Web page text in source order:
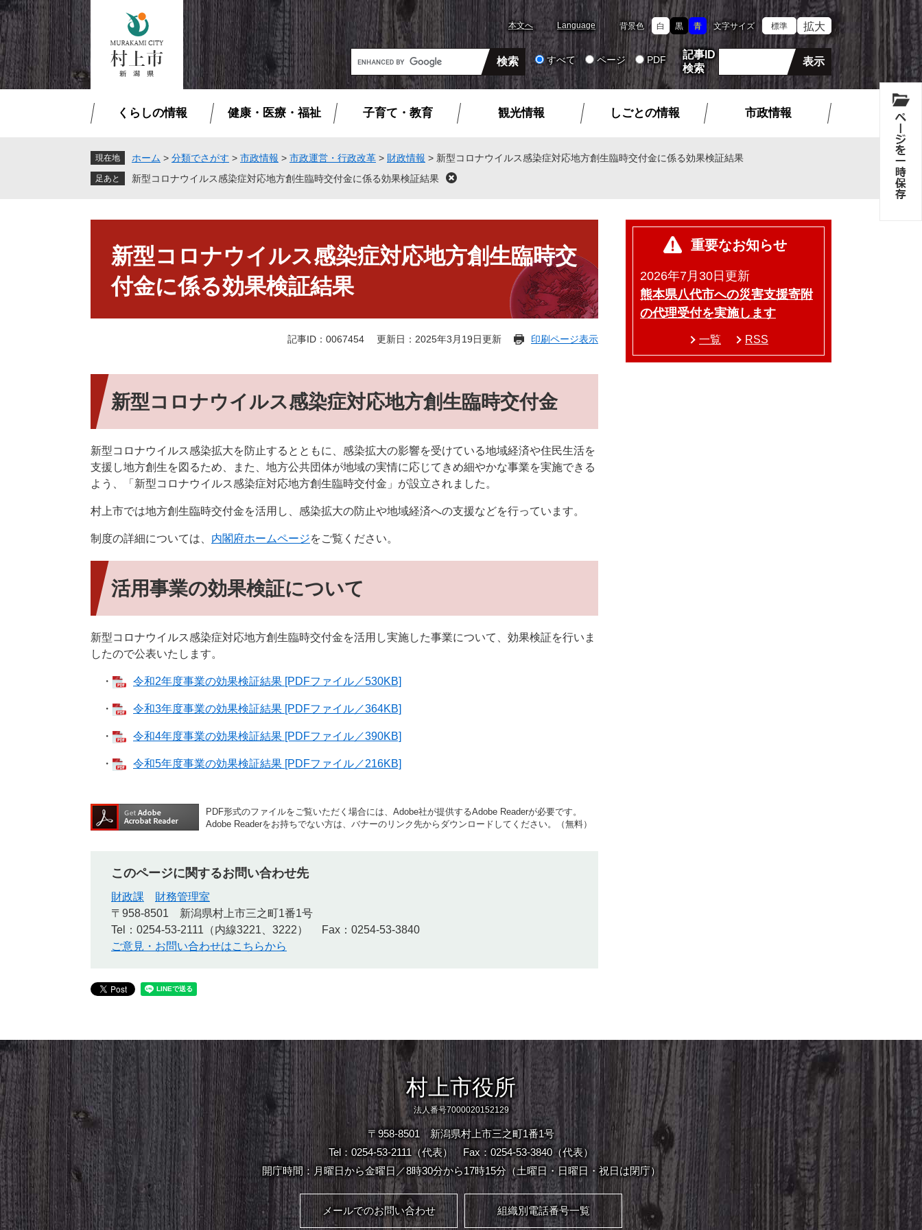
ペ
ー
ジ
の
先
頭
メ
ニ
ュ
ー
を
飛
本文へ Language 背景色 白 黒 青 文字サイズ 標準 拡大
G
o
o
カ
検
すべて ページ PDF
記事ID
検索
くらしの情報 健康・医療・福祉 子育て・教育 観光情報 しごとの情報 市政情報
現在地 ホーム > 分類でさがす > 市政情報 > 市政運営・行政改革 > 財政情報 > 新型コロナウイルス感染症対応地方創生臨時交付金に係る効果検証結果
新型コロナウイルス感染症対応地方創生臨時交付金に係る効果検証結果
閉
新型コロナウイルス感染症対応地方創生臨時交
付金に係る効果検証結果
記事ID：0067454 更新日：2025年3月19日更新 印刷ページ表示
新型コロナウイルス感染症対応地方創生臨時交付金
新型コロナウイルス感染拡大を防止するとともに、感染拡大の影響を受けている地域経済や住民生活を
支援し地方創生を図るため、また、地方公共団体が地域の実情に応じてきめ細やかな事業を実施できる
よう、「新型コロナウイルス感染症対応地方創生臨時交付金」が設立されました。
村上市では地方創生臨時交付金を活用し、感染拡大の防止や地域経済への支援などを行っています。
制度の詳細については、 内閣府ホームページをご覧ください。
活用事業の効果検証について
新型コロナウイルス感染症対応地方創生臨時交付金を活用し実施した事業について、効果検証を行いま
したので公表いたします。
・ 令和2年度事業の効果検証結果 [PDFファイル／530KB]
・ 令和3年度事業の効果検証結果 [PDFファイル／364KB]
・ 令和4年度事業の効果検証結果 [PDFファイル／390KB]
・ 令和5年度事業の効果検証結果 [PDFファイル／216KB]
PDF形式のファイルをご覧いただく場合には、Adobe社が提供するAdobe Readerが必要です。
Adobe Readerをお持ちでない方は、バナーのリンク先からダウンロードしてください。（無料）
このページに関するお問い合わせ先
財政課
財務管理室
〒958-8501
新潟県村上市三之町1番1号
Tel：0254-53-2111（内線3221、3222）
Fax：0254-53-3840
ご意見・お問い合わせはこちらから
重要なお知らせ
2026年7月30日更新
熊本県八代市への災害支援寄附
の代理受付を実施します
一覧 RSS
村上市役所
法人番号7000020152129
〒958-8501 新潟県村上市三之町1番1号
Tel：0254-53-2111（代表）
Fax：0254-53-3840（代表）
開庁時間：月曜日から金曜日／8時30分から17時15分（土曜日・日曜日・祝日は閉庁）
メールでのお問い合わせ 組織別電話番号一覧